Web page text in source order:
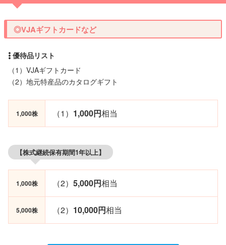
◎VJAギフトカードなど
（1）VJAギフトカード
（2）地元特産品のカタログギフト
1,000株 （1） 1,000円相当
【株式継続保有期間1年以上】
1,000株 （2）5,000円相当
5,000株 （2） 10,000円相当